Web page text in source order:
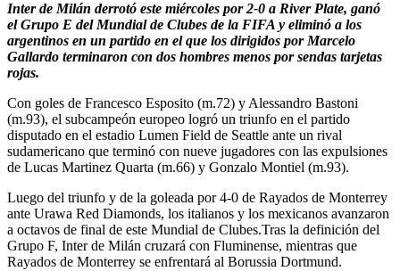
Inter de Milán derrotó este miércoles por 2-0 a River Plate, ganó
el Grupo E del Mundial de Clubes de la FIFA y eliminó a los
argentinos en un partido en el que los dirigidos por Marcelo
Gallardo terminaron con dos hombres menos por sendas tarjetas
rojas.
Con goles de Francesco Esposito (m.72) y Alessandro Bastoni
(m.93), el subcampeón europeo logró un triunfo en el partido
disputado en el estadio Lumen Field de Seattle ante un rival
sudamericano que terminó con nueve jugadores con las expulsiones
de Lucas Martinez Quarta (m.66) y Gonzalo Montiel (m.93).
Luego del triunfo y de la goleada por 4-0 de Rayados de Monterrey
ante Urawa Red Diamonds, los italianos y los mexicanos avanzaron
a octavos de final de este Mundial de Clubes.Tras la definición del
Grupo F, Inter de Milán cruzará con Fluminense, mientras que
Rayados de Monterrey se enfrentará al Borussia Dortmund.